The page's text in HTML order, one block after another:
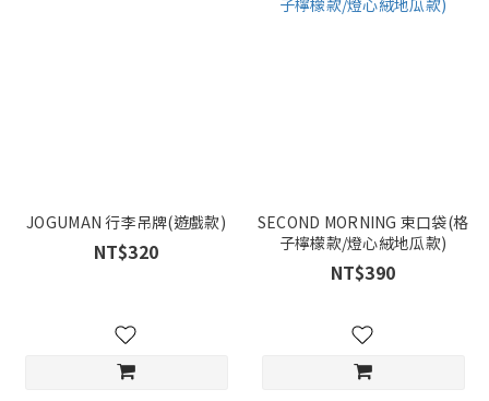
JOGUMAN 行李吊牌(遊戲款)
NT$320
SECOND MORNING 束口袋(格
子檸檬款/燈心絨地瓜款)
NT$390